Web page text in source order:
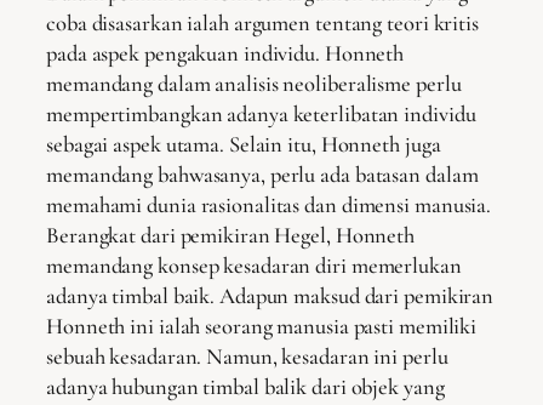
coba disasarkan ialah argumen tentang teori kritis
pada aspek pengakuan individu. Honneth
memandang dalam analisis neoliberalisme perlu
mempertimbangkan adanya keterlibatan individu
sebagai aspek utama. Selain itu, Honneth juga
memandang bahwasanya, perlu ada batasan dalam
memahami dunia rasionalitas dan dimensi manusia.
Berangkat dari pemikiran Hegel, Honneth
memandang konsep kesadaran diri memerlukan
adanya timbal baik. Adapun maksud dari pemikiran
Honneth ini ialah seorang manusia pasti memiliki
sebuah kesadaran. Namun, kesadaran ini perlu
adanya hubungan timbal balik dari objek yang